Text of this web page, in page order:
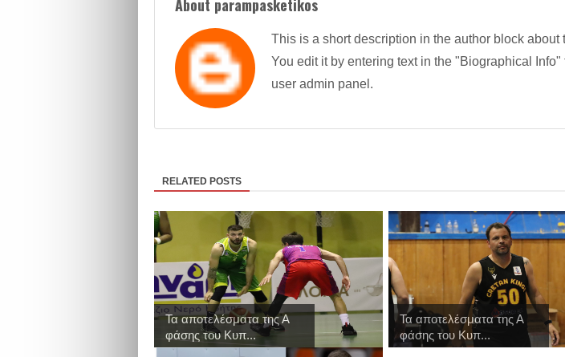
About parampasketikos
This is a short description in the author block about
You edit it by entering text in the "Biographical Info"
user admin panel.
RELATED POSTS
Τα αποτελέσματα της Α
φάσης του Κυπ...
Τα αποτελέσματα της Α
φάσης του Κυπ...